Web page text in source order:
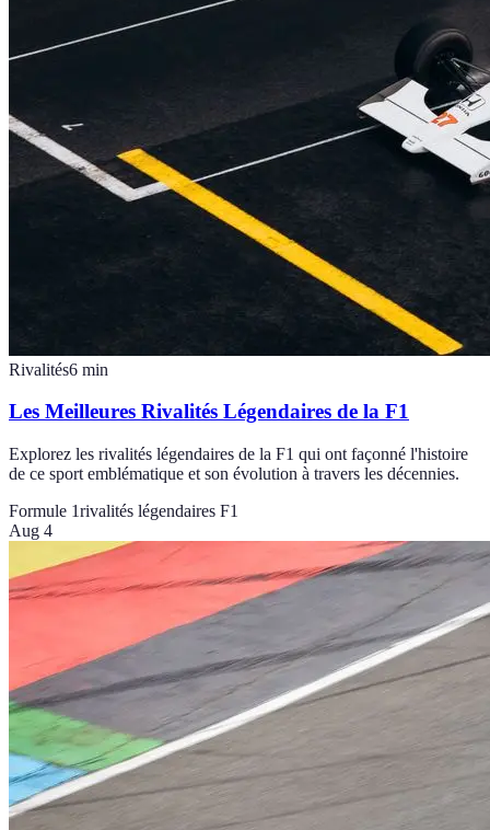
Rivalités6 min
Les Meilleures Rivalités Légendaires de la F1
Explorez les rivalités légendaires de la F1 qui ont façonné l'histoire
de ce sport emblématique et son évolution à travers les décennies.
Formule 1rivalités légendaires F1
Aug 4